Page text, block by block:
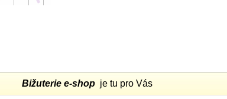
Bižuterie e-shopje tu pro Vás